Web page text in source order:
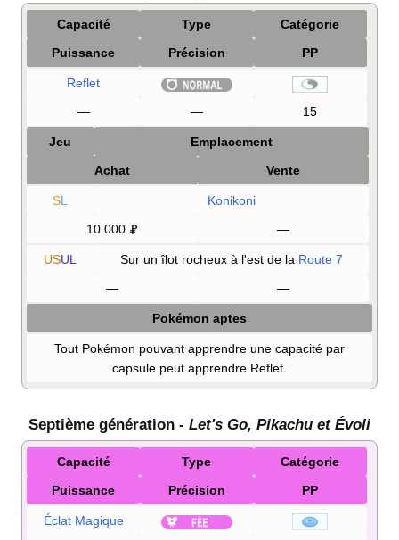
Capacité Type
Catégorie
Puissance
Précision PP
Reflet
—
— 15
Jeu
Emplacement
Achat
Vente
SL
Konikoni
10 000
—
USUL Sur un îlot rocheux à l'est de la Route 7
—
—
Pokémon aptes
Tout Pokémon pouvant apprendre une capacité par
capsule peut apprendre Reflet.
Septième génération - Let's Go, Pikachu et Évoli
Capacité Type
Catégorie
Puissance
Précision PP
Éclat Magique